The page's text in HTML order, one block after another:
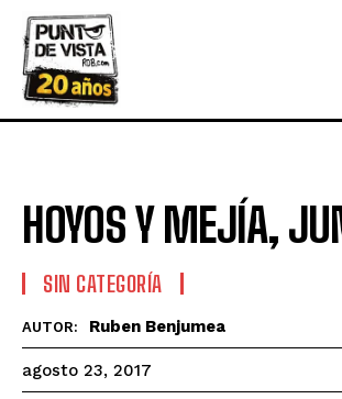
HOYOS Y MEJÍA,
SIN CATEGORÍA
AUTOR: Ruben Benjumea
agosto 23, 2017